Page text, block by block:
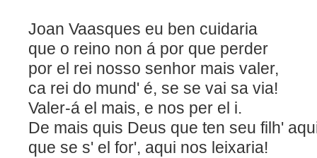
Joan Vaasques eu ben cuidaria
que o reino non á por que perder
por el rei nosso senhor mais valer,
ca rei do mund' é, se se
Valer-á el mais, e nos per el i.
De mais quis Deus que ten seu filh'
que se s' el for', aqui nos leixaria!